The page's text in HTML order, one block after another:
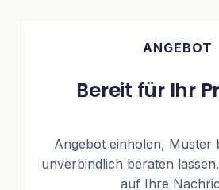
ANGEBOT
Bereit für Ihr
Angebot einholen, Muster
unverbindlich beraten
auf Ihre